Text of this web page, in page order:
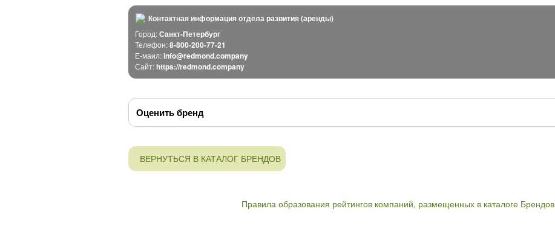
Контактная информация отдела развития (аренды)
Город:Санкт-Петербург
Телефон:8-800-200-77-21
Е-маил:info@redmond.company
Сайт:https://redmond.company
Оценить бренд
ВЕРНУТЬСЯ В КАТАЛОГ БРЕНДОВ
Правила образования рейтингов компаний, размещенных в каталоге Брендов